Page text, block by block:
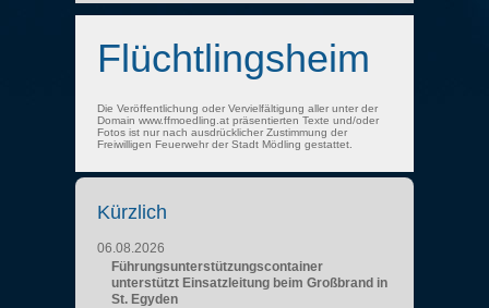
Flüchtlingsheim
Die Veröffentlichung oder Vervielfältigung aller unter der
Domain www.ffmoedling.at präsentierten Texte und/oder
Fotos ist nur nach ausdrücklicher Zustimmung der
Freiwilligen Feuerwehr der Stadt Mödling gestattet.
Kürzlich
06.08.2026
Führungsunterstützungscontainer
unterstützt Einsatzleitung beim Großbrand in
St. Egyden